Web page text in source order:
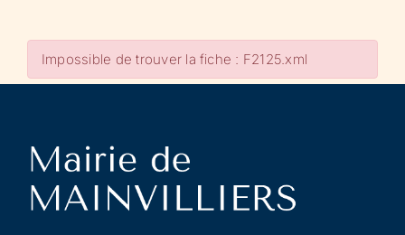
Impossible de trouver la fiche : F2125.xml